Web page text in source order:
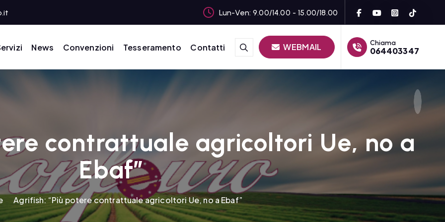
Lun-Ven: 9.00/14.00 - 15.00/18.00
News Convenzioni Tesseramento Contatti WEBMAIL Chiama
064403347
contrattuale agricoltori Ue, no a
Ebaf”
Agrifish: “Più potere contrattuale agricoltori Ue, no a Ebaf”